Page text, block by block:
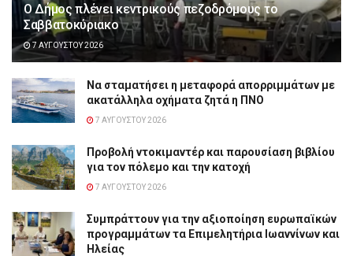
Ο Δήμος πλένει κεντρικούς πεζοδρόμους το
Σαββατοκύριακο
7 ΑΥΓΟΎΣΤΟΥ 2026
Να σταματήσει η μεταφορά απορριμμάτων με
ακατάλληλα οχήματα ζητά η ΠΝΟ
7 ΑΥΓΟΎΣΤΟΥ 2026
Προβολή ντοκιμαντέρ και παρουσίαση βιβλίου
για τον πόλεμο και την κατοχή
7 ΑΥΓΟΎΣΤΟΥ 2026
Συμπράττουν για την αξιοποίηση ευρωπαϊκών
προγραμμάτων τα Επιμελητήρια Ιωαννίνων και
Ηλείας